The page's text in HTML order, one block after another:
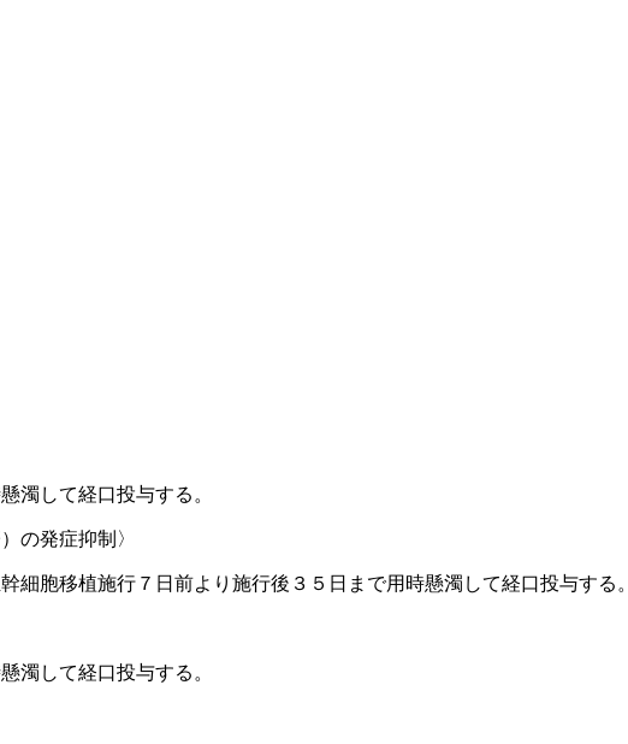
濁して経口投与する。
の発症抑制〉
胞移植施行７日前より施行後３５日まで用時懸濁して経口投与する。
濁して経口投与する。